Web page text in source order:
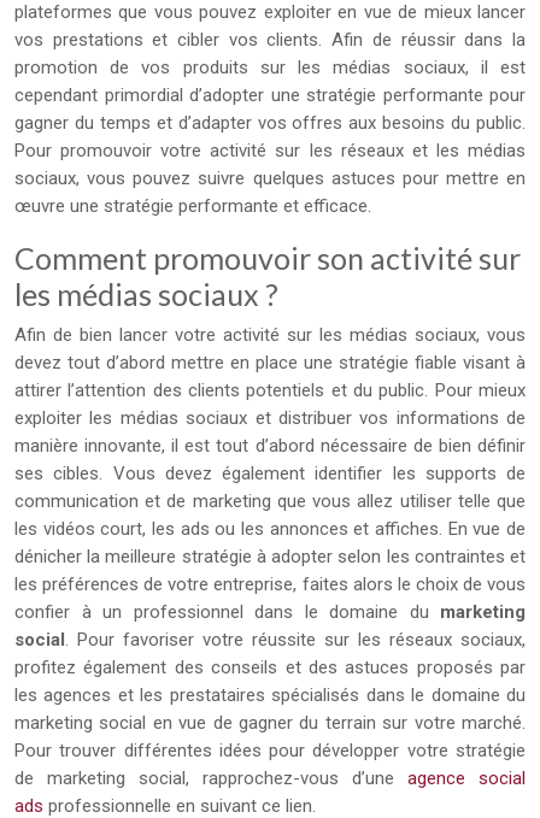
plateformes que vous pouvez exploiter en vue de mieux lancer
vos prestations et cibler vos clients. Afin de réussir dans la
promotion de vos produits sur les médias sociaux, il est
cependant primordial d’adopter une stratégie performante pour
gagner du temps et d’adapter vos offres aux besoins du public.
Pour promouvoir votre activité sur les réseaux et les médias
sociaux, vous pouvez suivre quelques astuces pour mettre en
œuvre une stratégie performante et efficace.
Comment promouvoir son activité sur
les médias sociaux ?
Afin de bien lancer votre activité sur les médias sociaux, vous
devez tout d’abord mettre en place une stratégie fiable visant à
attirer l’attention des clients potentiels et du public. Pour mieux
exploiter les médias sociaux et distribuer vos informations de
manière innovante, il est tout d’abord nécessaire de bien définir
ses cibles. Vous devez également identifier les supports de
communication et de marketing que vous allez utiliser telle que
les vidéos court, les ads ou les annonces et affiches. En vue de
dénicher la meilleure stratégie à adopter selon les contraintes et
les préférences de votre entreprise, faites alors le choix de vous
confier à un professionnel dans le domaine du marketing
social. Pour favoriser votre réussite sur les réseaux sociaux,
profitez également des conseils et des astuces proposés par
les agences et les prestataires spécialisés dans le domaine du
marketing social en vue de gagner du terrain sur votre marché.
Pour trouver différentes idées pour développer votre stratégie
de marketing social, rapprochez-vous d’une agence social
ads professionnelle en suivant ce lien.